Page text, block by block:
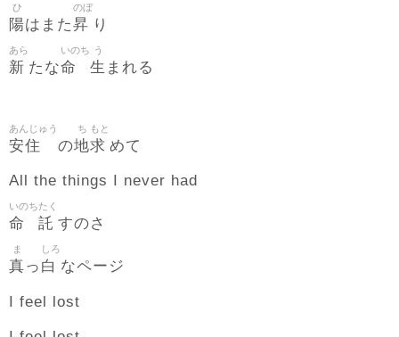
陽
ひ
はまた昇
のぼ
り
新
あら
たな命
いのち
生
う
まれる
安住
あんじゅう
の地
ち
求
もと
めて
All the things I never had
命
いのち
託
たく
すのさ
真
ま
っ 白
しろ
なページ
I feel lost